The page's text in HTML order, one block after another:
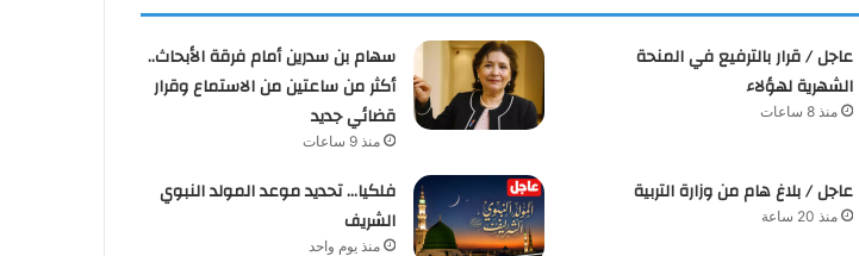
عاجل / قرار بالترفيع في المنحة
الشهرية لهؤلاء
منذ 8 ساعات
سهام بن سدرين أمام فرقة الأبحاث..
أكثر من ساعتين من الاستماع وقرار
قضائي جديد
منذ 9 ساعات
عاجل / بلاغ هام من وزارة التربية
منذ 20 ساعة
فلكيا… تحديد موعد المولد النبوي
الشريف
منذ يوم واحد